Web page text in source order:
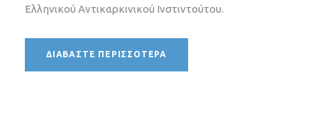
Ελληνικού Αντικαρκινικού Ινστιντούτου.
ΔΙΑΒΆΣΤΕ ΠΕΡΙΣΣΌΤΕΡΑ